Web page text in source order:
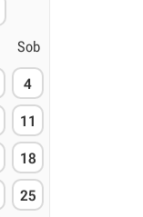
Sob
4
11
18
25